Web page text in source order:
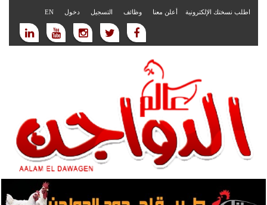
اطلب نسختك الإلكترونية أعلن معنا وظائف التسجيل دخول EN